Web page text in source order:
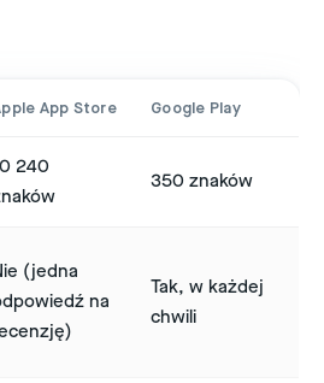
App Store Google Play
240
350 znaków
(jedna
na
Tak, w każdej
chwili